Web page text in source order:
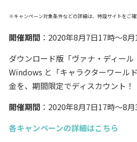
※キャンペーン対象条件などの詳細は、特設サイトをご確
開催期間 ：2020年8月7日17時～8
ダウンロード版「ヴァナ・ディー
Windows と「キャラクターワール
金を、期間限定でディスカウント！
開催期間 ：2020年8月7日17時～8
各キャンペーンの詳細はこちら